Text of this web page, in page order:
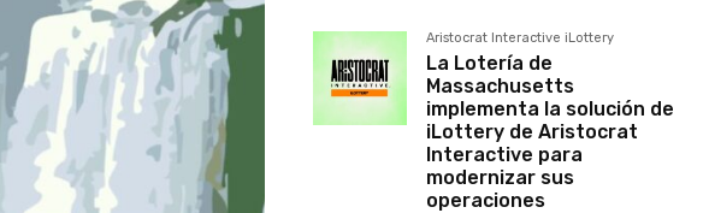
Aristocrat Interactive iLottery
La Lotería de
Massachusetts
implementa la solución de
iLottery de Aristocrat
Interactive para
modernizar sus
operaciones